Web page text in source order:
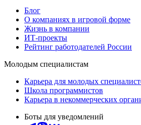
Блог
О компаниях в игровой форме
Жизнь в компании
ИТ-проекты
Рейтинг работодателей России
Молодым специалистам
Карьера для молодых
Школа программистов
Карьера в некоммерческих
Боты для уведомлений